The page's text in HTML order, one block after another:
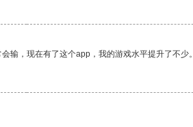
输，现在有了这个app，我的游戏水平提升了不少。